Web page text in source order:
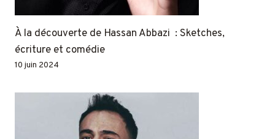
À la découverte de Hassan Abbazi : Sketches,
écriture et comédie
10 juin 2024